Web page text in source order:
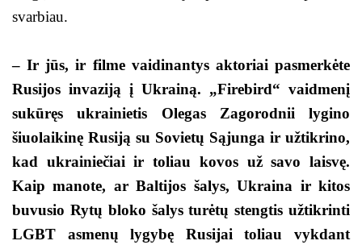
svarbiau.
– Ir jūs, ir filme vaidinantys aktoriai pasmerkėte
Rusijos invaziją į Ukrainą. „Firebird“ vaidmenį
sukūręs ukrainietis Olegas Zagorodnii lygino
šiuolaikinę Rusiją su Sovietų Sąjunga ir užtikrino,
kad ukrainiečiai ir toliau kovos už savo laisvę.
Kaip manote, ar Baltijos šalys, Ukraina ir kitos
buvusio Rytų bloko šalys turėtų stengtis užtikrinti
LGBT asmenų lygybę Rusijai toliau vykdant